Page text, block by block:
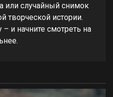
или случайный снимок
творческой истории.
и начните смотреть на